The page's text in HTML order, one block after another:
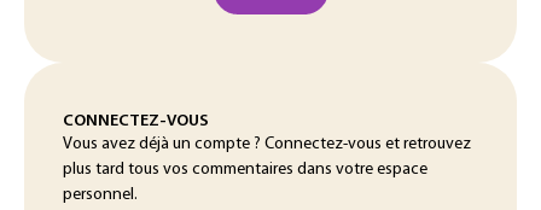
CONNECTEZ-VOUS
Vous avez déjà un compte ? Connectez-vous et retrouvez
plus tard tous vos commentaires dans votre espace
personnel.